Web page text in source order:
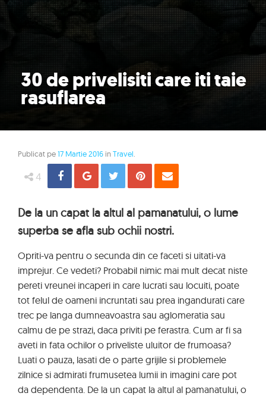
30 de privelisiti care iti taie
rasuflarea
Publicat pe17 Martie 2016 inTravel
4 Share Distribuie
Tweet Pin
De la un capat la altul al pamanatului, o lume
superba se afla sub ochii nostri.
Opriti-va pentru o secunda din ce faceti si uitati-va
imprejur. Ce vedeti? Probabil nimic mai mult decat niste
pereti vreunei incaperi in care lucrati sau locuiti, poate
tot felul de oameni incruntati sau prea ingandurati care
trec pe langa dumneavoastra sau aglomeratia sau
calmu de pe strazi, daca priviti pe ferastra. Cum ar fi sa
aveti in fata ochilor o priveliste uluitor de frumoasa?
Luati o pauza, lasati de o parte grijile si problemele
zilnice si admirati frumusetea lumii in imagini care pot
da dependenta. De la un capat la altul al pamanatului, o